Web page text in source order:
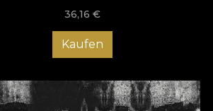
36,16 €
Kaufen